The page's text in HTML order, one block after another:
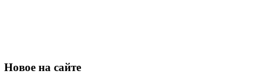
Новое на сайте